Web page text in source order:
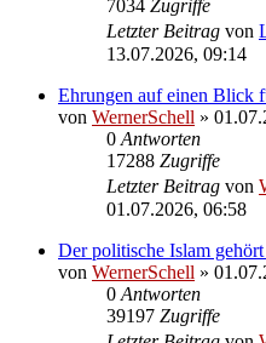
7034 Zugriffe
Letzter Beitrag von
13.07.2026, 09:14
Ehrungen auf einen Blick
von WernerSchell »
0 Antworten
17288 Zugriffe
Letzter Beitrag von
01.07.2026, 06:58
Der politische Islam
von WernerSchell »
0 Antworten
39197 Zugriffe